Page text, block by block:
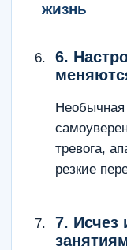
жизнь
6.
тревога,
резкие
7. Исчез